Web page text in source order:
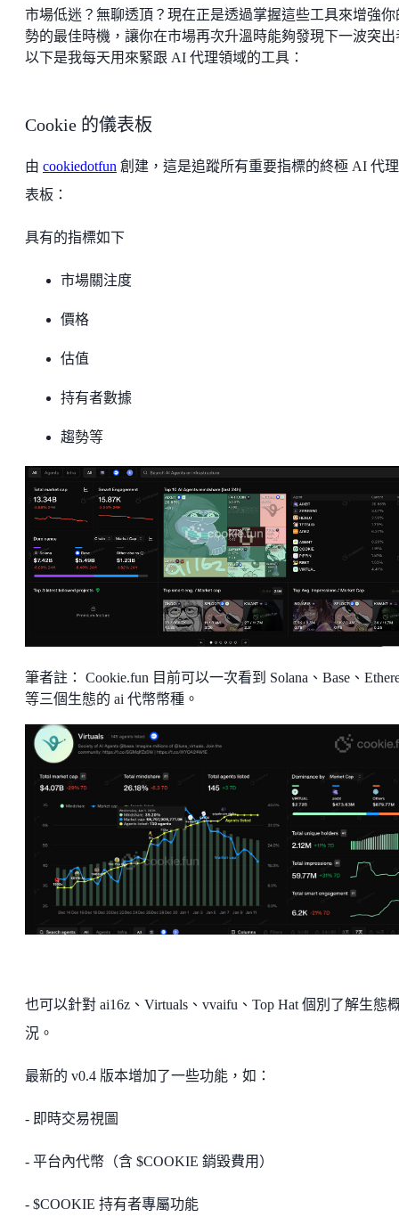
市場低迷？無聊透頂？現在正是透過掌握這些工具來增強你
勢的最佳時機，讓你在市場再次升溫時能夠發現下一波突出
以下是我每天用來緊跟 AI 代理領域的工具：
Cookie 的儀表板
由 cookiedotfun 創建，這是追蹤所有重要指標的終極 AI 代
表板：
具有的指標如下
市場關注度
價格
估值
持有者數據
趨勢等
筆者註： Cookie.fun 目前可以一次看到 Solana、Base、
等三個生態的 ai 代幣幣種。
也可以針對 ai16z、Virtuals、vvaifu、Top Hat 個別了解生態
況。
最新的 v0.4 版本增加了一些功能，如：
- 即時交易視圖
- 平台內代幣（含 $COOKIE 銷毀費用）
- $COOKIE 持有者專屬功能